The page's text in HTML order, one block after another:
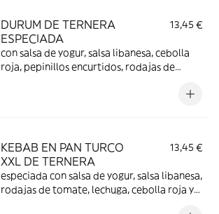
DURUM DE TERNERA
ESPECIADA
13,45 €
con salsa de yogur, salsa libanesa, cebolla
roja, pepinillos encurtidos, rodajas de
KEBAB EN PAN TURCO
XXL DE TERNERA
13,45 €
especiada con salsa de yogur, salsa libanesa,
rodajas de tomate, lechuga, cebolla roja y